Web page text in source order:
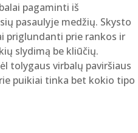
pagaminti iš
pasaulyje medžių. Skysto
priglundanti prie rankos ir
slydimą be kliūčių.
tolygaus virbalų paviršiaus
puikiai tinka bet kokio tipo